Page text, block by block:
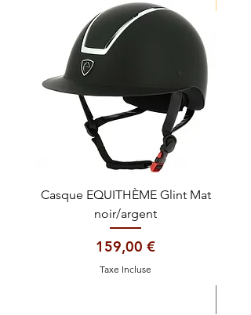
Casque EQUITHÈME Glint Mat
noir/argent
Prix
159,00 €
Taxe Incluse